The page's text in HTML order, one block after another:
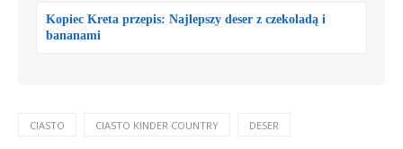
Kopiec Kreta przepis: Najlepszy deser z czekoladą i
bananami
CIASTO CIASTO KINDER COUNTRY DESER